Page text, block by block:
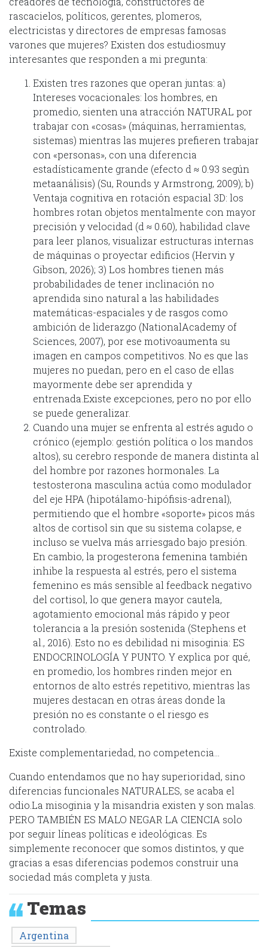
rascacielos, políticos, gerentes, plomeros,
electricistas y directores de empresas famosas
varones que mujeres? Existen dos estudiosmuy
interesantes que responden a mi pregunta:
Existen tres razones que operan juntas: a)
Intereses vocacionales: los hombres, en
promedio, sienten una atracción NATURAL por
trabajar con «cosas» (máquinas, herramientas,
sistemas) mientras las mujeres prefieren trabajar
con «personas», con una diferencia
estadísticamente grande (efecto d ≈ 0.93 según
metaanálisis) (Su, Rounds y Armstrong, 2009); b)
Ventaja cognitiva en rotación espacial 3D: los
hombres rotan objetos mentalmente con mayor
precisión y velocidad (d ≈ 0.60), habilidad clave
para leer planos, visualizar estructuras internas
de máquinas o proyectar edificios (Hervin y
Gibson, 2026); 3) Los hombres tienen más
probabilidades de tener inclinación no
aprendida sino natural a las habilidades
matemáticas-espaciales y de rasgos como
ambición de liderazgo (NationalAcademy of
Sciences, 2007), por ese motivoaumenta su
imagen en campos competitivos. No es que las
mujeres no puedan, pero en el caso de ellas
mayormente debe ser aprendida y
entrenada.Existe excepciones, pero no por ello
se puede generalizar.
Cuando una mujer se enfrenta al estrés agudo o
crónico (ejemplo: gestión política o los mandos
altos), su cerebro responde de manera distinta al
del hombre por razones hormonales. La
testosterona masculina actúa como modulador
del eje HPA (hipotálamo-hipófisis-adrenal),
permitiendo que el hombre «soporte» picos más
altos de cortisol sin que su sistema colapse, e
incluso se vuelva más arriesgado bajo presión.
En cambio, la progesterona femenina también
inhibe la respuesta al estrés, pero el sistema
femenino es más sensible al feedback negativo
del cortisol, lo que genera mayor cautela,
agotamiento emocional más rápido y peor
tolerancia a la presión sostenida (Stephens et
al., 2016). Esto no es debilidad ni misoginia: ES
ENDOCRINOLOGÍA Y PUNTO. Y explica por qué,
en promedio, los hombres rinden mejor en
entornos de alto estrés repetitivo, mientras las
mujeres destacan en otras áreas donde la
presión no es constante o el riesgo es
controlado.
Existe complementariedad, no competencia…
Cuando entendamos que no hay superioridad, sino
diferencias funcionales NATURALES, se acaba el
odio.La misoginia y la misandria existen y son malas.
PERO TAMBIÉN ES MALO NEGAR LA CIENCIA solo
por seguir líneas políticas e ideológicas. Es
simplemente reconocer que somos distintos, y que
gracias a esas diferencias podemos construir una
sociedad más completa y justa.
Temas
Argentina